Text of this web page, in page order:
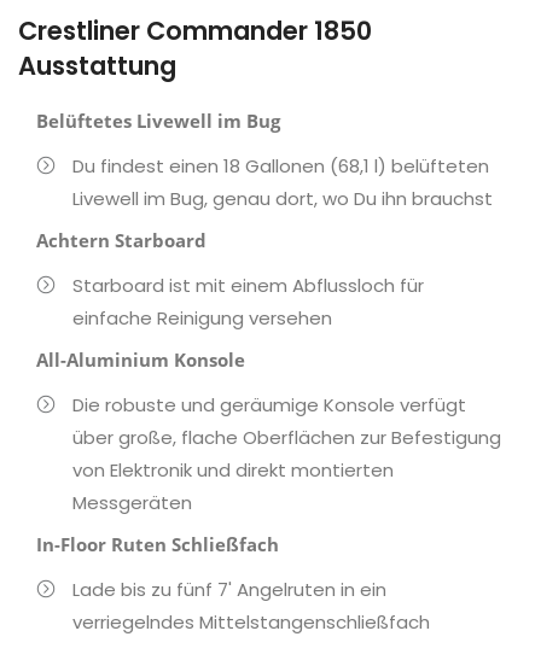
Crestliner Commander 1850
Ausstattung
Belüftetes Livewell im Bug
Du findest einen 18 Gallonen (68,1 l) belüfteten
Livewell im Bug, genau dort, wo Du ihn brauchst
Achtern Starboard
Starboard ist mit einem Abflussloch für
einfache Reinigung versehen
All-Aluminium Konsole
Die robuste und geräumige Konsole verfügt
über große, flache Oberflächen zur Befestigung
von Elektronik und direkt montierten
Messgeräten
In-Floor Ruten Schließfach
Lade bis zu fünf 7' Angelruten in ein
verriegelndes Mittelstangenschließfach